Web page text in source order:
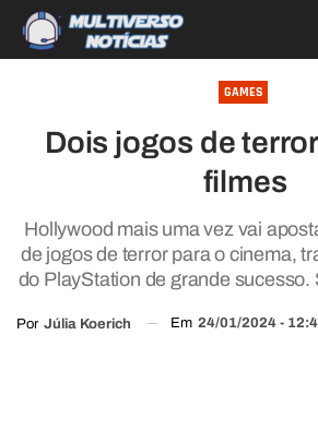
GAMES
Dois jogos de
filmes
Hollywood mais uma vez vai
de jogos de terror para o cinema,
do PlayStation de grande sucesso.
Por Júlia Koerich Em 24/01/2024 -